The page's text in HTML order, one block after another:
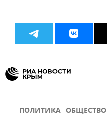
ПОЛИТИКА ОБЩЕСТВО